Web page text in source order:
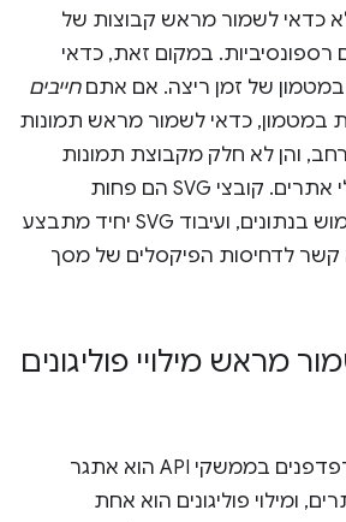
כדאי לשמור מראש קבוצות של
רספונסיביות. במקום זאת, כדאי
של זמן ריצה. אם אתםחייבים
במטמון, כדאי לשמור מראש תמונות
והן לא חלק מקבוצת תמונות
רספונסיביות או סמלי אתרים. קובצי SVG הם פחות
מסוכנים מבחינת שימוש בנתונים, ועיבוד SVG יחיד מתבצע
קשר לדחיסות הפיקסלים של מסך
מראש מילויי פוליגונים
שינוי בתמיכה של הדפדפנים בממשקי API הוא אתגר
ומילוי פוליגונים הוא אחת